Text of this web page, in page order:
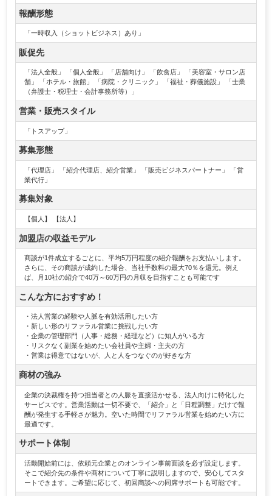
報酬形態
「一時収入（ショットビジネス）あり」
販促先
「法人全般」 「個人全般」 「店舗向け」 「飲食店」 「美容室・サロン店
舗」 「ホテル・旅館」 「病院・クリニック」 「福祉・葬儀施設」 「士業
（弁護士・税理士・会計事務所等）」
営業・販売スタイル
「トスアップ」
募集形態
「代理店」 「紹介代理店、紹介営業」 「販売ビジネスパートナー」 「営
業代行」
募集対象
【個人】 【法人】
加盟店の収益モデル
商談が1件成立するごとに、平均5万円程度の紹介報酬をお支払いします。
さらに、その商談が成約した場合、当社手数料の最大70％を還元。例え
ば、月10社の紹介で40万～60万円の月収を目指すことも可能です
こんな方におすすめ！
・法人営業の経験や人脈を有効活用したい方
・新しい形のリファラル営業に挑戦したい方
・企業の管理部門（人事・総務・経理など）に知人がいる方
・リスクなく副業を始めたい会社員や主婦・主夫の方
・営業は得意ではないが、人と人をつなぐのが好きな方
商材の強み
企業の決裁権を持つ担当者との人脈を直接活かせる、法人向けに特化した
サービスです。営業活動は一切不要で、「紹介」と「日程調整」だけで報
酬が発生する手軽さが魅力。空いた時間でリファラル営業を始めたい方に
最適です。
サポート体制
活動開始前には、依頼元企業とのオンライン事前面談を必ず設定します。
そこで紹介先の条件や商材について丁寧に説明しますので、安心してスタ
ートできます。ご希望に応じて、初回商談への同席サポートも可能です。